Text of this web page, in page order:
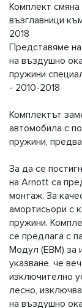
Комплект
възглавници
2018
Представяме
на въздушно
пружини
- 2010-2018
Комплектът
автомобила с
пружини,
За да се
на Arnott са
монтаж. За
амортисьори с
пружини.
се предлага с
Модул (EBM) за
указване, че
изключително
лесно,
на въздушно